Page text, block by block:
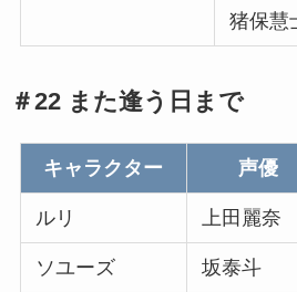
猪保慧
＃22 また逢う日まで
キャラクター 声優
ルリ 上田麗奈
ソユーズ 坂泰斗